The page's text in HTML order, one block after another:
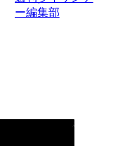
ー編集部